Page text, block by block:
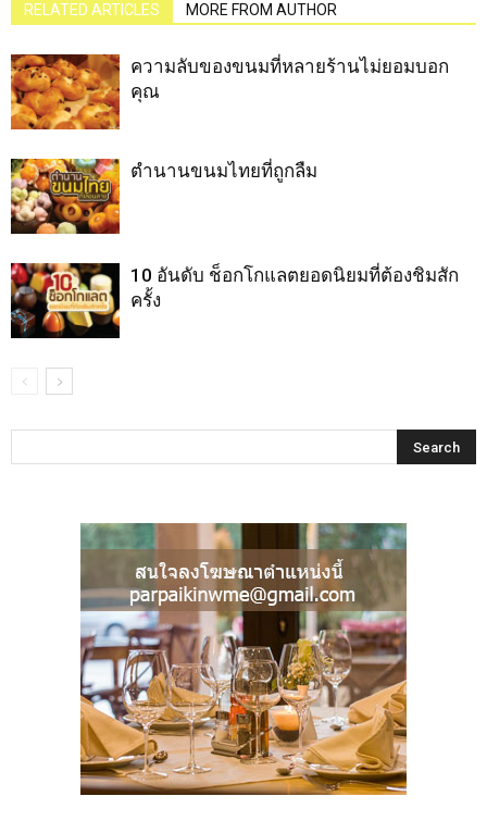
RELATED ARTICLES MORE FROM AUTHOR
ความลับของขนมที่หลายร้านไม่ยอมบอก
คุณ
ตำนานขนมไทยที่ถูกลืม
10 อันดับ ช็อกโกแลตยอดนิยมที่ต้องชิมสัก
ครั้ง